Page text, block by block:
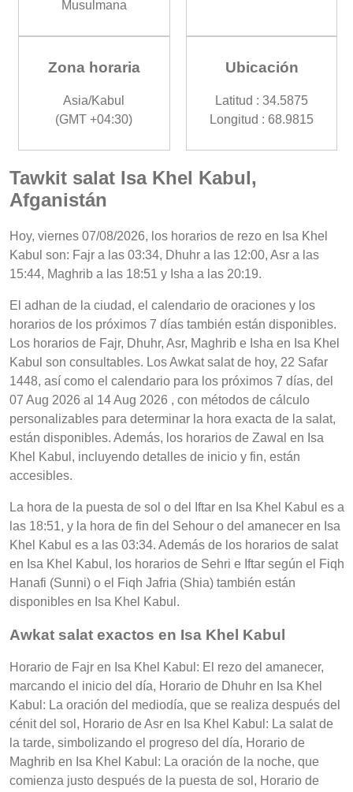
Musulmana
Zona horaria
Asia/Kabul
(GMT +04:30)
Ubicación
Latitud : 34.5875
Longitud : 68.9815
Tawkit salat Isa Khel Kabul,
Afganistán
Hoy, viernes 07/08/2026, los horarios de rezo en Isa Khel
Kabul son: Fajr a las 03:34, Dhuhr a las 12:00, Asr a las
15:44, Maghrib a las 18:51 y Isha a las 20:19.
El adhan de la ciudad, el calendario de oraciones y los
horarios de los próximos 7 días también están disponibles.
Los horarios de Fajr, Dhuhr, Asr, Maghrib e Isha en Isa Khel
Kabul son consultables. Los Awkat salat de hoy, 22 Safar
1448, así como el calendario para los próximos 7 días, del
07 Aug 2026 al 14 Aug 2026 , con métodos de cálculo
personalizables para determinar la hora exacta de la salat,
están disponibles. Además, los horarios de Zawal en Isa
Khel Kabul, incluyendo detalles de inicio y fin, están
accesibles.
La hora de la puesta de sol o del Iftar en Isa Khel Kabul es a
las 18:51, y la hora de fin del Sehour o del amanecer en Isa
Khel Kabul es a las 03:34. Además de los horarios de salat
en Isa Khel Kabul, los horarios de Sehri e Iftar según el Fiqh
Hanafi (Sunni) o el Fiqh Jafria (Shia) también están
disponibles en Isa Khel Kabul.
Awkat salat exactos en Isa Khel Kabul
Horario de Fajr en Isa Khel Kabul: El rezo del amanecer,
marcando el inicio del día, Horario de Dhuhr en Isa Khel
Kabul: La oración del mediodía, que se realiza después del
cénit del sol, Horario de Asr en Isa Khel Kabul: La salat de
la tarde, simbolizando el progreso del día, Horario de
Maghrib en Isa Khel Kabul: La oración de la noche, que
comienza justo después de la puesta de sol, Horario de